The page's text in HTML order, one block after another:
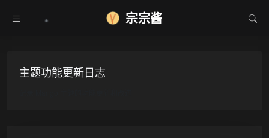
宗宗酱
主题功能更新日志